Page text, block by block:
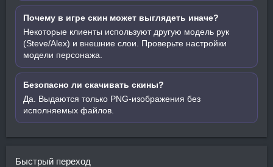
Почему в игре скин может выглядеть иначе?
Некоторые клиенты используют другую модель рук
(Steve/Alex) и внешние слои. Проверьте настройки
модели персонажа.
Безопасно ли скачивать скины?
Да. Выдаются только PNG-изображения без
исполняемых файлов.
Быстрый переход